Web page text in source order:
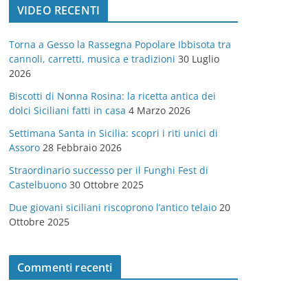
o
r
e
VIDEO RECENTI
Torna a Gesso la Rassegna Popolare Ibbisota tra
cannoli, carretti, musica e tradizioni 30 Luglio
2026
Biscotti di Nonna Rosina: la ricetta antica dei
dolci Siciliani fatti in casa 4 Marzo 2026
Settimana Santa in Sicilia: scopri i riti unici di
Assoro 28 Febbraio 2026
Straordinario successo per il Funghi Fest di
Castelbuono 30 Ottobre 2025
Due giovani siciliani riscoprono l’antico telaio 20
Ottobre 2025
Commenti recenti